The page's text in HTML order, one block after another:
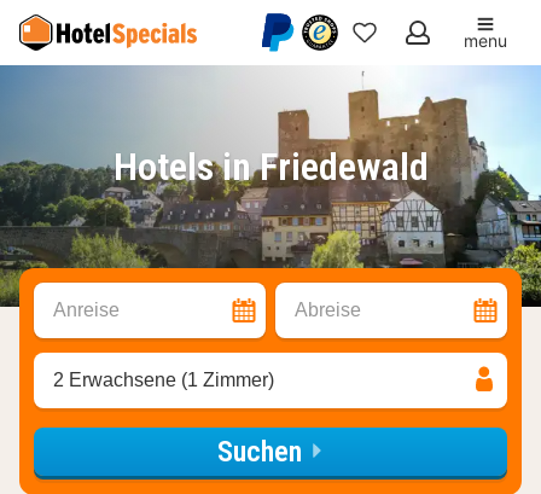
Meine
Favoriten
menu
Hotels in Friedewald
Anreise Abreise
2 Erwachsene (1 Zimmer)
Suchen